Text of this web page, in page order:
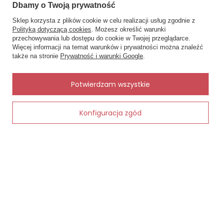
Dodaj do koszyka
zachować miękkość i kolor tkaniny na dłużej.
Naturalna bawełna dobrze znosi częste
pranie, nie traci kształtu i zapewnia
długotrwały komfort użytkowania.
To model, który łączy funkcjonalność,
estetykę i realną wygodę – bez
kompromisów.
Frazy kluczowe (short + long tail)
MOJE ZAMÓWIENIE
Status zamówienia
Śledzenie przesyłki
Chcę zwrócić produkt
×
✨ Asystent zakupowy
Napisz czego szukasz — pokażę
gotowe propozycje.
Dbamy o Twoją prywatność
Sklep korzysta z plików cookie w celu realizacji usług zgodnie z
Polityką dotyczącą cookies. Możesz określić warunki
przechowywania lub dostępu do cookie w Twojej przeglądarce.
Więcej informacji na temat warunków i prywatności można znaleźć
także na stronie Prywatność i warunki Google.
Konfiguracja zgód
Potwierdzam wszystkie